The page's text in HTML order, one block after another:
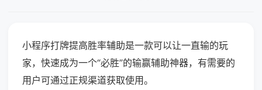
小程序打牌提高胜率辅助是一款可以让一直输的玩
家，快速成为一个“必胜”的输赢辅助神器，有需要的
用户可通过正规渠道获取使用。